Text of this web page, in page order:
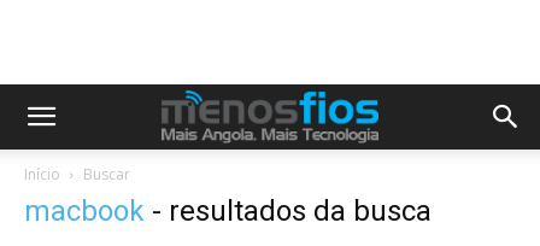
Início Buscar
macbook - resultados da busca